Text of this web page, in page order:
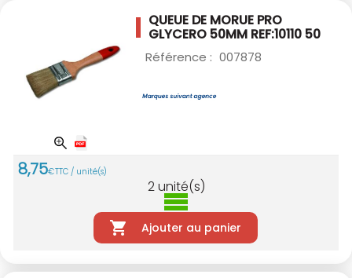
QUEUE DE MORUE PRO
GLYCERO 50MM REF:10110 50
Référence : 007878
8,75€TTC / unité(s)
2unité(s)
Ajouter au panier